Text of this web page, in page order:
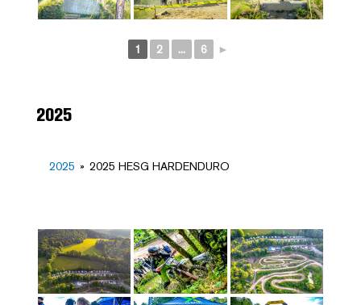
1 2 ... 6 ►
2025
2025 » 2025 HESG HARDENDURO